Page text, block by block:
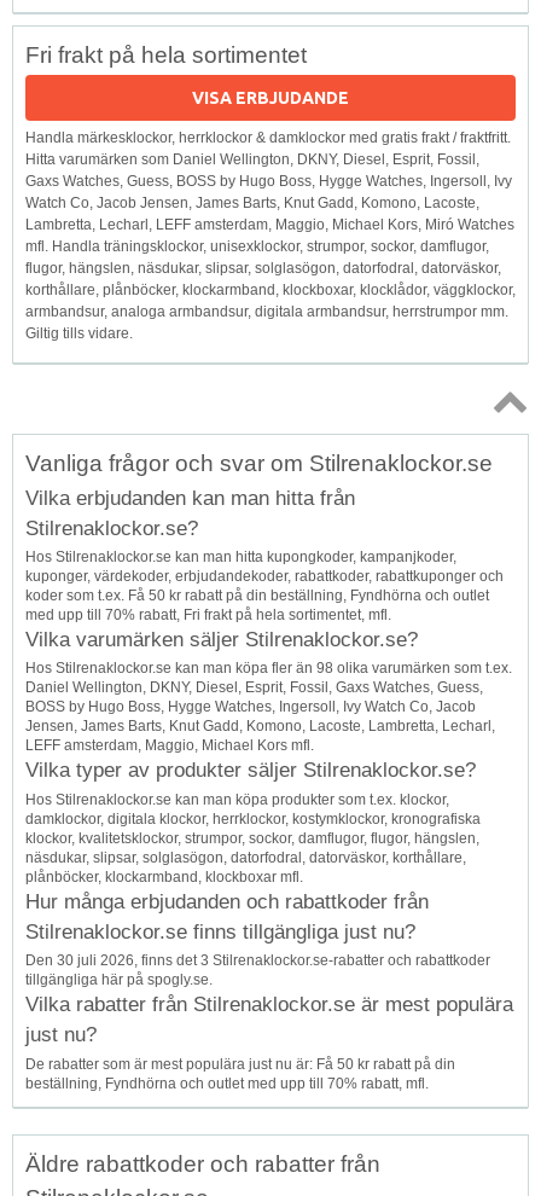
Fri frakt på hela sortimentet
VISA ERBJUDANDE
Handla märkesklockor, herrklockor & damklockor med gratis frakt / fraktfritt.
Hitta varumärken som Daniel Wellington, DKNY, Diesel, Esprit, Fossil,
Gaxs Watches, Guess, BOSS by Hugo Boss, Hygge Watches, Ingersoll, Ivy
Watch Co, Jacob Jensen, James Barts, Knut Gadd, Komono, Lacoste,
Lambretta, Lecharl, LEFF amsterdam, Maggio, Michael Kors, Miró Watches
mfl. Handla träningsklockor, unisexklockor, strumpor, sockor, damflugor,
flugor, hängslen, näsdukar, slipsar, solglasögon, datorfodral, datorväskor,
korthållare, plånböcker, klockarmband, klockboxar, klocklådor, väggklockor,
armbandsur, analoga armbandsur, digitala armbandsur, herrstrumpor mm.
Giltig tills vidare.
Topp
Vanliga frågor och svar om Stilrenaklockor.se
Vilka erbjudanden kan man hitta från
Stilrenaklockor.se?
Hos Stilrenaklockor.se kan man hitta kupongkoder, kampanjkoder,
kuponger, värdekoder, erbjudandekoder, rabattkoder, rabattkuponger och
koder som t.ex. Få 50 kr rabatt på din beställning, Fyndhörna och outlet
med upp till 70% rabatt, Fri frakt på hela sortimentet, mfl.
Vilka varumärken säljer Stilrenaklockor.se?
Hos Stilrenaklockor.se kan man köpa fler än 98 olika varumärken som t.ex.
Daniel Wellington, DKNY, Diesel, Esprit, Fossil, Gaxs Watches, Guess,
BOSS by Hugo Boss, Hygge Watches, Ingersoll, Ivy Watch Co, Jacob
Jensen, James Barts, Knut Gadd, Komono, Lacoste, Lambretta, Lecharl,
LEFF amsterdam, Maggio, Michael Kors mfl.
Vilka typer av produkter säljer Stilrenaklockor.se?
Hos Stilrenaklockor.se kan man köpa produkter som t.ex. klockor,
damklockor, digitala klockor, herrklockor, kostymklockor, kronografiska
klockor, kvalitetsklockor, strumpor, sockor, damflugor, flugor, hängslen,
näsdukar, slipsar, solglasögon, datorfodral, datorväskor, korthållare,
plånböcker, klockarmband, klockboxar mfl.
Hur många erbjudanden och rabattkoder från
Stilrenaklockor.se finns tillgängliga just nu?
Den 30 juli 2026, finns det 3 Stilrenaklockor.se-rabatter och rabattkoder
tillgängliga här på spogly.se.
Vilka rabatter från Stilrenaklockor.se är mest populära
just nu?
De rabatter som är mest populära just nu är: Få 50 kr rabatt på din
beställning, Fyndhörna och outlet med upp till 70% rabatt, mfl.
Äldre rabattkoder och rabatter från